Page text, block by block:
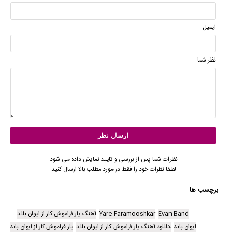
ایمیل :
نظر شما:
نظرات شما پس از بررسی و تایید نمایش داده می شود.
لطفا نظرات خود را فقط در مورد مطلب بالا ارسال کنید.
برچسب ها
Evan Band
Yare Faramooshkar آهنگ یار فراموش کار از ایوان باند
ایوان باند دانلود آهنگ یار فراموش کار از ایوان باند یار فراموش کار از ایوان باند